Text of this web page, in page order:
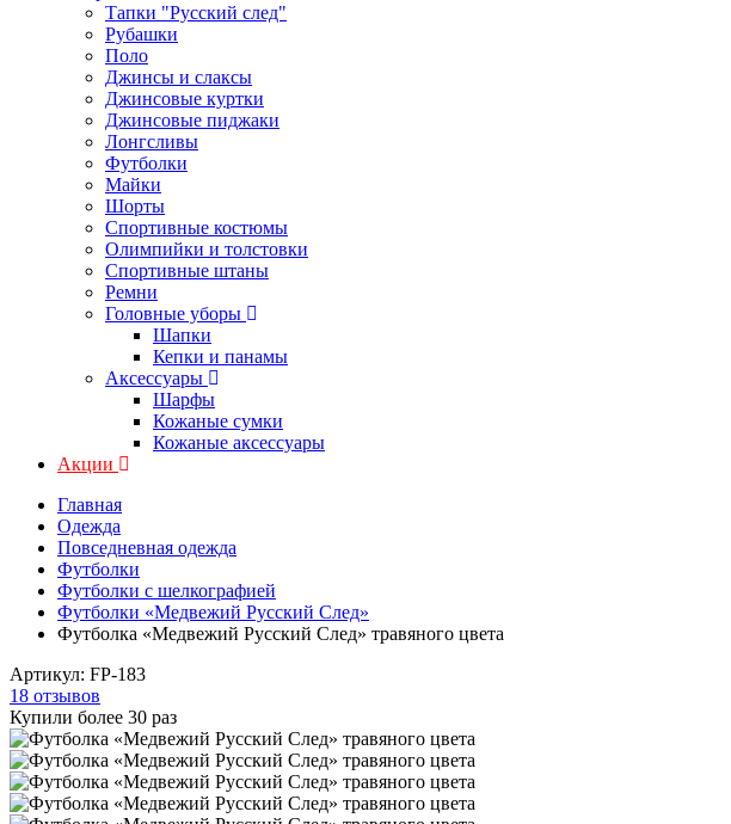
Тапки "Русский след"
Рубашки
Поло
Джинсы и слаксы
Джинсовые куртки
Джинсовые пиджаки
Лонгсливы
Футболки
Майки
Шорты
Спортивные костюмы
Олимпийки и толстовки
Спортивные штаны
Ремни
Головные уборы
Шапки
Кепки и панамы
Аксессуары
Шарфы
Кожаные сумки
Кожаные аксессуары
Акции
Главная
Одежда
Повседневная одежда
Футболки
Футболки с шелкографией
Футболки «Медвежий Русский След»
Футболка «Медвежий Русский След» травяного цвета
Артикул: FP-183
18 отзывов
Купили более 30 раз